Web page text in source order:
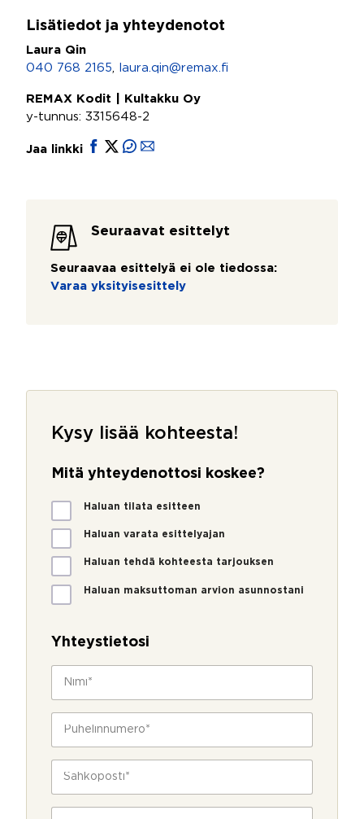
Lisätiedot ja yhteydenotot
Laura Qin
040 768 2165
laura.qin@remax.fi
REMAX Kodit | Kultakku Oy
y-tunnus: 3315648-2
Jaa linkki
Seuraavat esittelyt
Seuraavaa esittelyä ei ole tiedossa:
Varaa yksityisesittely
Kysy lisää kohteesta!
Mitä yhteydenottosi koskee?
M
i
ä
d
s
o
Haluan tilata esitteen
Haluan varata esittelyajan
Haluan tehdä kohteesta tarjouksen
Haluan maksuttoman arvion asunnostani
Yhteystietosi
m
h
i
n
h